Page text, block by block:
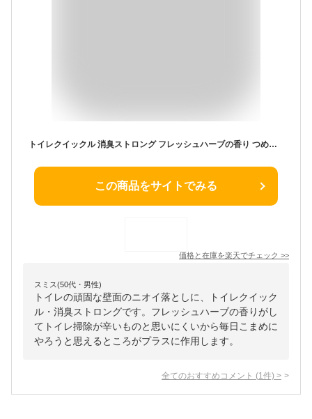
トイレクイックル 消臭ストロング フレッシュハーブの香り つめかえ用(20枚入*2袋セット)【消臭ストロング】
この商品をサイトでみる
価格と在庫を楽天でチェック >>
スミス(50代・男性)
トイレの頑固な壁面のニオイ落としに、トイレクイック
ル・消臭ストロングです。フレッシュハーブの香りがし
てトイレ掃除が辛いものと思いにくいから毎日こまめに
やろうと思えるところがプラスに作用します。
全てのおすすめコメント (1 件) >